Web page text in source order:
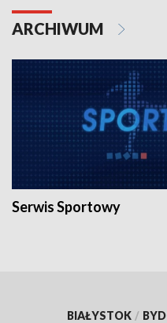
ARCHIWUM
Serwis Sportowy
BIAŁYSTOK /